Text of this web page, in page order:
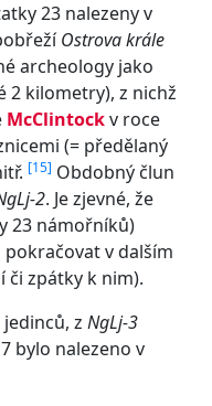
23 nalezeny v
Ostrova krále
archeology jako
2 kilometry), z nichž
McClintockv roce
(= předělaný
[15] Obdobný člun
2. Je zjevné, že
23 námořníků)
v dalším
či zpátky k nim).
z NgLj-3
bylo nalezeno v